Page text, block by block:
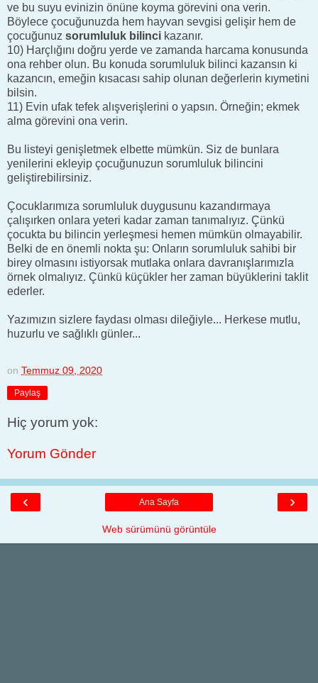
ve bu suyu evinizin önüne koyma görevini ona verin.
Böylece çocuğunuzda hem hayvan sevgisi gelişir hem de
çocuğunuz sorumluluk bilinci kazanır.
10) Harçlığını doğru yerde ve zamanda harcama konusunda
ona rehber olun. Bu konuda sorumluluk bilinci kazansın ki
kazancın, emeğin kısacası sahip olunan değerlerin kıymetini
bilsin.
11) Evin ufak tefek alışverişlerini o yapsın. Örneğin; ekmek
alma görevini ona verin.
Bu listeyi genişletmek elbette mümkün. Siz de bunlara
yenilerini ekleyip çocuğunuzun sorumluluk bilincini
geliştirebilirsiniz.
Çocuklarımıza sorumluluk duygusunu kazandırmaya
çalışırken onlara yeteri kadar zaman tanımalıyız. Çünkü
çocukta bu bilincin yerleşmesi hemen mümkün olmayabilir.
Belki de en önemli nokta şu: Onların sorumluluk sahibi bir
birey olmasını istiyorsak mutlaka onlara davranışlarımızla
örnek olmalıyız. Çünkü küçükler her zaman büyüklerini taklit
ederler.
Yazımızın sizlere faydası olması dileğiyle... Herkese mutlu,
huzurlu ve sağlıklı günler...
on Temmuz 09, 2020
Paylaş
Hiç yorum yok:
Yorum Gönder
‹ ›
Ana Sayfa
Web sürümünü görüntüle